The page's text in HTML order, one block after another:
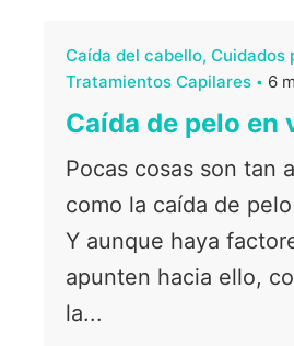
Caída del cabello Cuidados
Tratamientos Capilares
6
Caída de pelo en
Pocas cosas son tan
como la caída de
Y aunque haya
apunten hacia ello,
la...